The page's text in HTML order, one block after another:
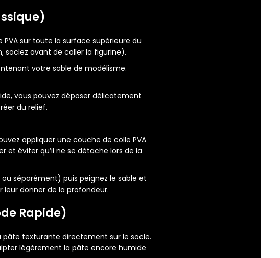
sur toute la surface supérieure du
soclez avant de coller la figurine).
votre sable de modélisme.
vous pouvez déposer délicatement
du relief.
appliquer une couche de colle PVA
et éviter qu’il ne se détache lors de la
séparément) puis peignez le sable et
leur donner de la profondeur.
Rapide)
pâte texturante directement sur le socle.
légèrement la pâte encore humide